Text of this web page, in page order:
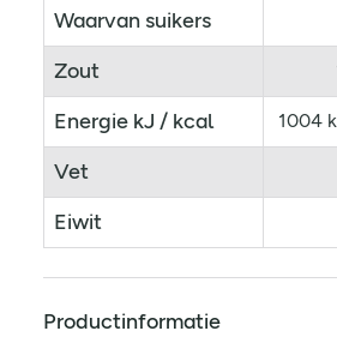
Waarvan suikers
Zout
Energie kJ / kcal 1004
Vet
Eiwit
Productinformatie